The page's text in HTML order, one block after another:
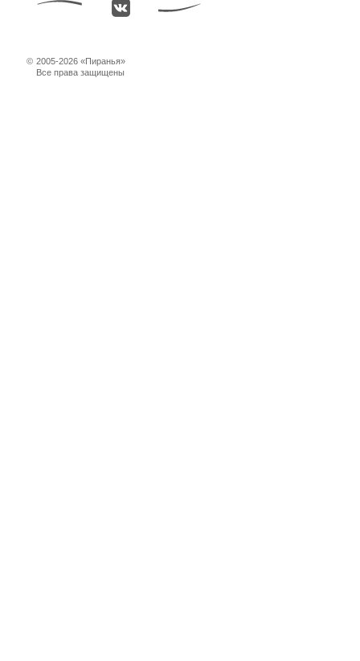
© 2005-2026 «Пиранья»
Все права защищены